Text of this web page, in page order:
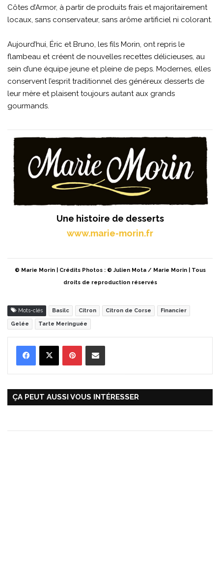
Côtes d’Armor, à partir de produits frais et majoritairement
locaux, sans conservateur, sans arôme artificiel ni colorant.
Aujourd’hui, Éric et Bruno, les fils Morin, ont repris le
flambeau et créent de nouvelles recettes délicieuses, au
sein d’une équipe jeune et pleine de peps. Modernes, elles
conservent l’esprit traditionnel des généreux desserts de
leur mère et plaisent toujours autant aux grands
gourmands.
Une histoire de desserts
www.marie-morin.fr
© Marie Morin | Crédits Photos : © Julien Mota / Marie Morin | Tous
droits de reproduction réservés
Mots-clés Basilc Citron Citron de Corse Financier
Gelée Tarte Meringuée
ÇA PEUT AUSSI VOUS INTÉRESSER